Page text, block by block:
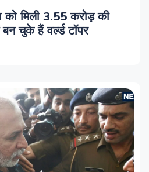
मिली 3.55 करोड़ की
चुके हैं वर्ल्ड टॉपर